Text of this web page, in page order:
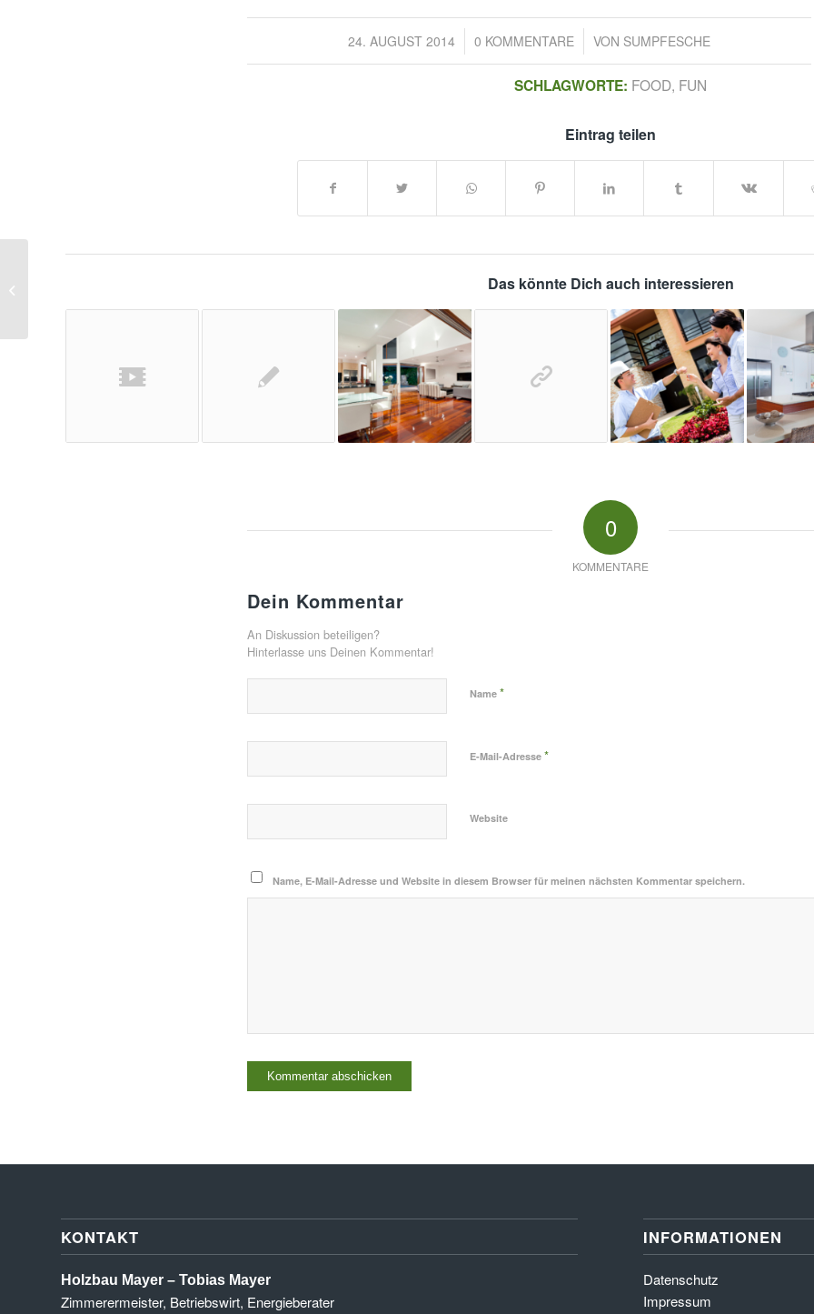
24. AUGUST 2014
/ 0 KOMMENTARE
/ VON SUMPFESCHE
SCHLAGWORTE: FOOD, FUN
Eintrag teilen
Das könnte Dich auch interessieren
0
KOMMENTARE
Dein Kommentar
An Diskussion beteiligen?
Hinterlasse uns Deinen Kommentar!
Name *
E-Mail-Adresse *
Website
Name, E-Mail-Adresse und Website in diesem Browser für meinen nächsten Kommentar speichern.
KONTAKT
Holzbau Mayer – Tobias Mayer
Zimmerermeister, Betriebswirt, Energieberater
INFORMATIONEN
Datenschutz
Impressum